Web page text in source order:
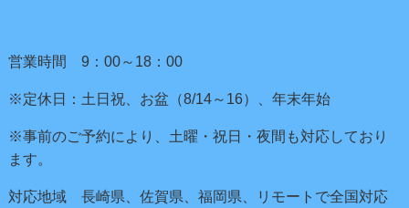
営業時間 9：00～18：00
※定休日：土日祝、お盆（8/14～16）、年末年始
※事前のご予約により、土曜・祝日・夜間も対応しており
ます。
対応地域 長崎県、佐賀県、福岡県、リモートで全国対応